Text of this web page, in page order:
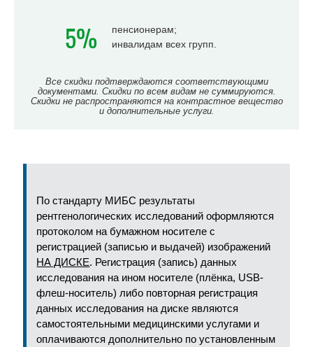
5%
пенсионерам;
инвалидам всех групп.
Все скидки подтверждаются соответствующими
документами. Скидки по всем видам не суммируются.
Скидки не распространяются на контрастное вещество
и дополнительные услуги.
По стандарту МИБС результаты
рентгенологических исследований оформляются
протоколом на бумажном носителе с
регистрацией (записью и выдачей) изображений
НА ДИСКЕ. Регистрация (запись) данных
исследования на ином носителе (плёнка, USB-
флеш-носитель) либо повторная регистрация
данных исследования на диске являются
самостоятельными медицинскими услугами и
оплачиваются дополнительно по установленным